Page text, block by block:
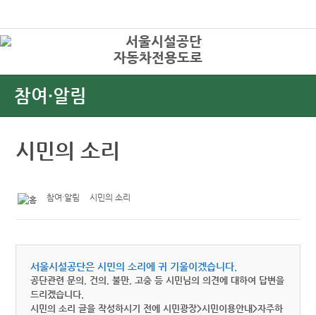
자동차전용도로
참여·알림
시민의 소리
참여·알림 시민의 소리
서울시설공단은 시민의 소리에 귀 기울이겠습니다.
공단관련 문의, 건의, 불만, 고충 등 시민님의 의견에 대하여 답변을
드리겠습니다.
시민의 소리 글을 작성하시기 전에 시민광장>시민이용안내>자주하